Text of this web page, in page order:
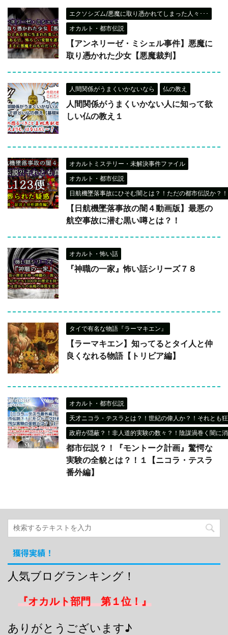
エクソシズム/悪魔に取り憑かれてしまった人々･･･
オカルト・都市伝説
【アンネリーゼ・ミシェル事件】悪魔に
取り憑かれた少女【悪魔裁判】
人間関係がうまくいかないなら 仏の教え
人間関係がうまくいかない人に知って欲
しい仏の教え１
オカルトミステリー・未解決事件ファイル
オカルト・都市伝説
日航機墜落事故にひそむ闇とは？！ただの都市伝説か？
【日航機墜落事故の闇４動画版】最悪の
航空事故に潜む黒い噂とは？！
オカルト・怖い話
『神職の一家』怖い話シリーズ７８
タイで有名な物語『ラーマキエン』
【ラーマキエン】知ってるとタイ人と仲
良くなれる物語【トリビア編】
オカルト・都市伝説
天才ニコラ・テスラとは？！世紀の偉人か？！それとも
政府が隠蔽？！非人道的実験の数々？！陰謀渦巻く闇に
都市伝説？！『モントーク計画』驚愕な
実験の全貌とは？！１【ニコラ・テスラ
番外編】
獲得実績！
人気ブログランキング！
『オカルト部門 第１位！』
ありがとうございます♪